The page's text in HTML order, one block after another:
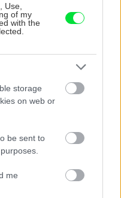
Use,
of my
with the
storage
on web or
be sent to
me
miernom ohni celý
pomaranča
Pottera